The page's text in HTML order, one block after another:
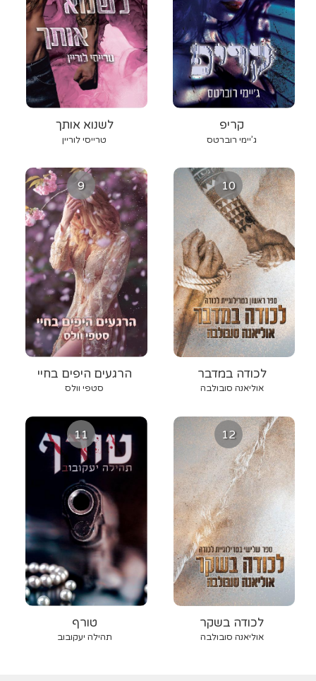
לשנוא אותך
טרייסי לוריין
קריפ
ג’יימי רוברטס
9
הרגעים היפים בחיי
סטפי וולס
10
לכודה במדבר
אוליאנה סובולבה
11
טורף
תהילה יעקובוב
12
לכודה בשקר
אוליאנה סובולבה